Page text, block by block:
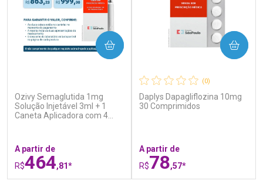
Ativar Desconto
Por R$ 20,24/cada
Comprar sem Desconto
Ativar Desconto
Por R$ 34,39/cada
Ozivy Semaglutida 1mg
Solução Injetável 3ml + 1
Caneta Aplicadora com 4
A partir de
R$464,81*
COMPRAR
(0)
Daplys Dapagliflozina 10mg
30 Comprimidos
A partir de
R$78,57*
COMPRAR